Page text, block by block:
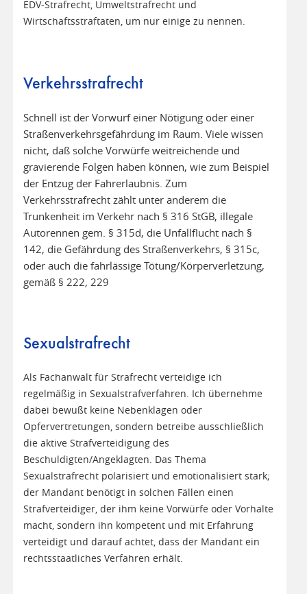
EDV-Strafrecht, Umweltstrafrecht und
Wirtschaftsstraftaten, um nur einige zu nennen.
Verkehrsstrafrecht
Schnell ist der Vorwurf einer Nötigung oder einer
Straßenverkehrsgefährdung im Raum. Viele wissen
nicht, daß solche Vorwürfe weitreichende und
gravierende Folgen haben können, wie zum Beispiel
der Entzug der Fahrerlaubnis. Zum
Verkehrsstrafrecht zählt unter anderem die
Trunkenheit im Verkehr nach § 316 StGB, illegale
Autorennen gem. § 315d, die Unfallflucht nach §
142, die Gefährdung des Straßenverkehrs, § 315c,
oder auch die fahrlässige Tötung/Körperverletzung,
gemäß § 222, 229
Sexualstrafrecht
Als Fachanwalt für Strafrecht verteidige ich
regelmäßig in Sexualstrafverfahren. Ich übernehme
dabei bewußt keine Nebenklagen oder
Opfervertretungen, sondern betreibe ausschließlich
die aktive Strafverteidigung des
Beschuldigten/Angeklagten. Das Thema
Sexualstrafrecht polarisiert und emotionalisiert stark;
der Mandant benötigt in solchen Fällen einen
Strafverteidiger, der ihm keine Vorwürfe oder Vorhalte
macht, sondern ihn kompetent und mit Erfahrung
verteidigt und darauf achtet, dass der Mandant ein
rechtsstaatliches Verfahren erhält.